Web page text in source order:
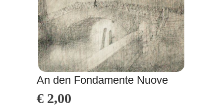
An den Fondamente Nuove
€ 2,00